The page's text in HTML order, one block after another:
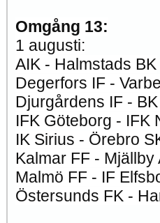
Omgång 13:
1 augusti:
AIK - Halmstads BK
Degerfors IF -
Djurgårdens IF -
IFK Göteborg - IFK
IK Sirius - Örebro
Kalmar FF - Mjällby
Malmö FF - IF
Östersunds FK -